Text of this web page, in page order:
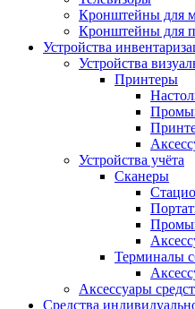
Кронштейны для
Кронштейны для
Устройства
Устройства
Принтеры
Устройства учёта
Сканеры
Терминалы
Аксессуары
Средства